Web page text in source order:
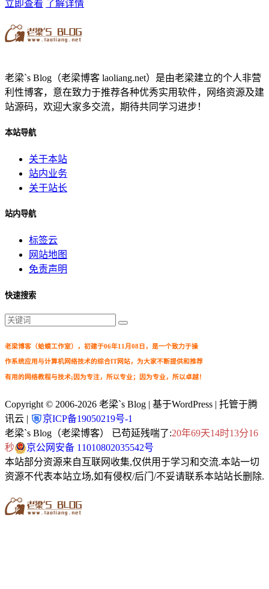
立即查看 了解详情
老梁`s Blog（老梁博客 laoliang.net）是由老梁建立的个人非营
利性博客，意在致力于推荐各种优秀实用软件，网络资源及建
站源码，欢迎大家多交流，期待共同学习进步！
本站导航
关于本站
站内业务
关于站长
站内导航
标签云
网站地图
免责声明
快速搜索
老梁博客（蛤蟆工作室），初建于06年11月08日，是一个致力于操
作系统应用与计算机网络技术的综合IT网站，为大家不断提供和推荐
有用的网络教程与技术;因为专注，所以专业；因为专业，所以卓越！
Copyright © 2006-2026 老梁`s Blog | 基于WordPress | 托管于腾
讯云 |
京ICP备19050219号-1
老梁`s Blog（老梁博客） 已苟延残喘了:20年69天14时13分17
秒
京公网安备 11010802035542号
本站部分资源来自互联网收集,仅供用于学习和交流.本站一切
资源不代表本站立场,如有侵权/后门/不妥请联系本站站长删除.